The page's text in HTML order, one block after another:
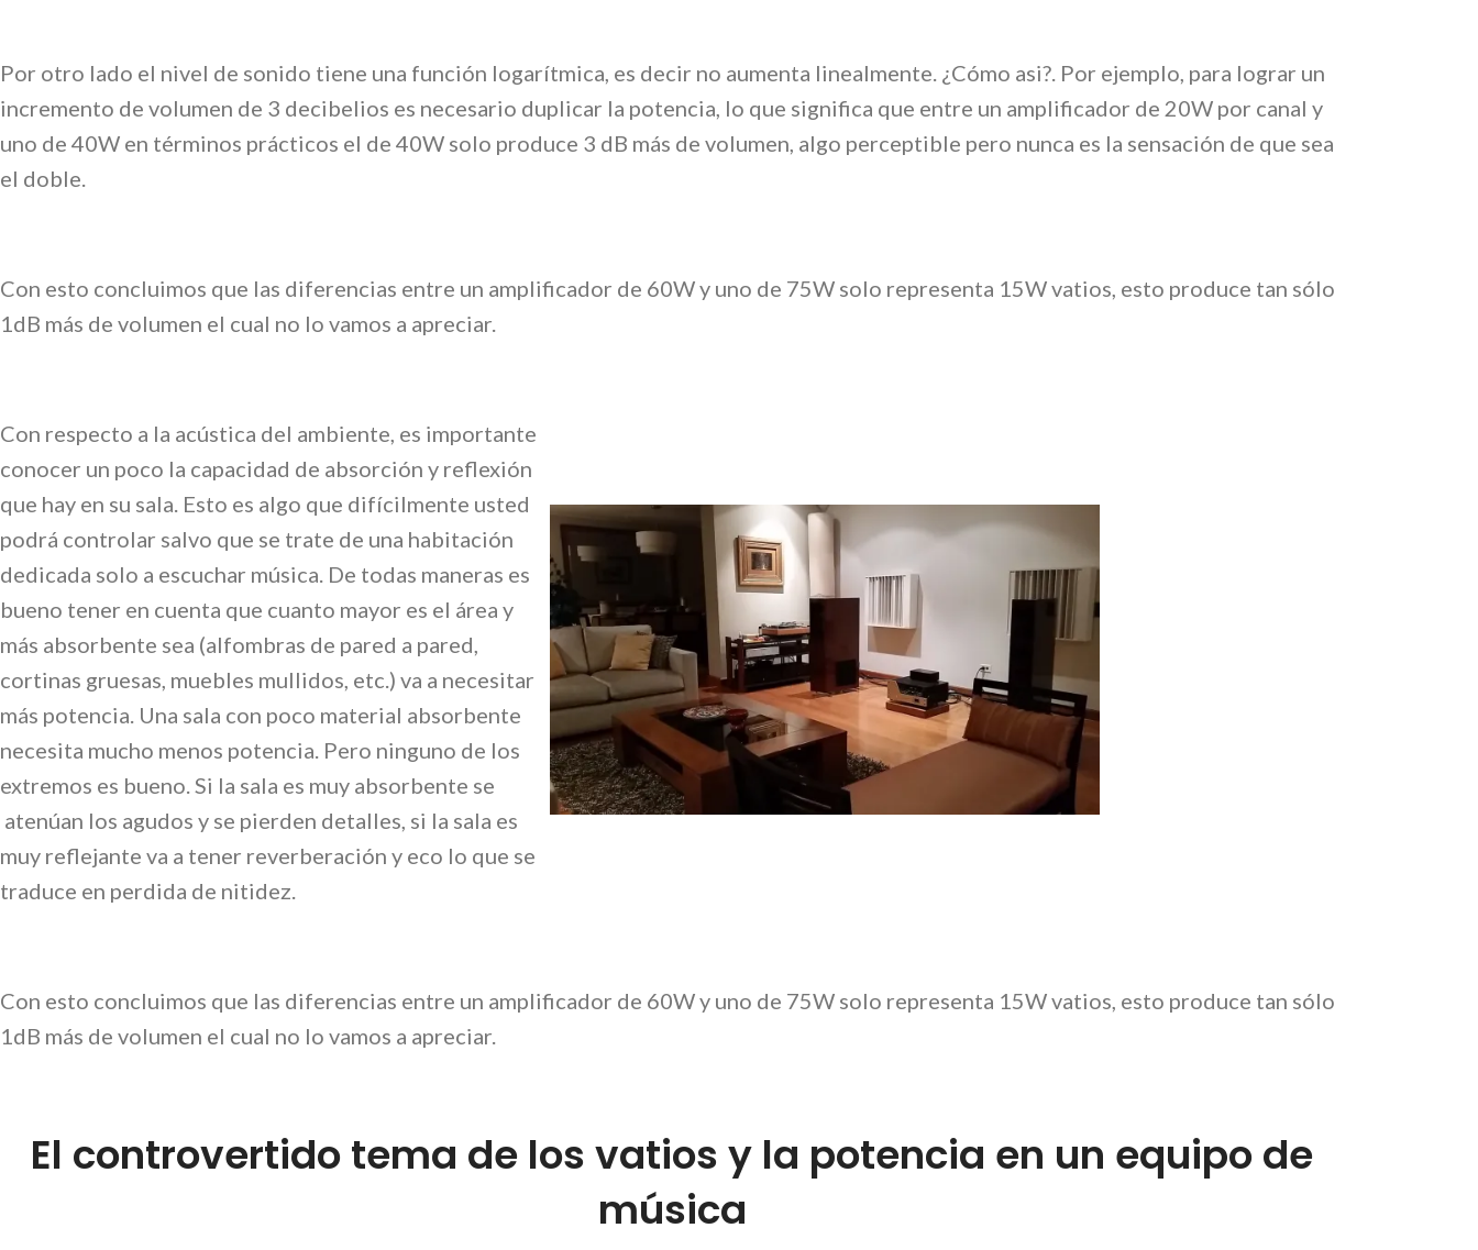
Por otro lado el nivel de sonido tiene una función logarítmica, es decir no aumenta linealmente. ¿Cómo asi?. Por ejemplo, para lograr un
incremento de volumen de 3 decibelios es necesario duplicar la potencia, lo que significa que entre un amplificador de 20W por canal y
uno de 40W en términos prácticos el de 40W solo produce 3 dB más de volumen, algo perceptible pero nunca es la sensación de que sea
el doble.
Con esto concluimos que las diferencias entre un amplificador de 60W y uno de 75W solo representa 15W vatios, esto produce tan sólo
1dB más de volumen el cual no lo vamos a apreciar.
Con respecto a la acústica del ambiente, es importante
conocer un poco la capacidad de absorción y reflexión
que hay en su sala. Esto es algo que difícilmente usted
podrá controlar salvo que se trate de una habitación
dedicada solo a escuchar música. De todas maneras es
bueno tener en cuenta que cuanto mayor es el área y
más absorbente sea (alfombras de pared a pared,
cortinas gruesas, muebles mullidos, etc.) va a necesitar
más potencia. Una sala con poco material absorbente
necesita mucho menos potencia. Pero ninguno de los
extremos es bueno. Si la sala es muy absorbente se
atenúan los agudos y se pierden detalles, si la sala es
muy reflejante va a tener reverberación y eco lo que se
traduce en perdida de nitidez.
Con esto concluimos que las diferencias entre un amplificador de 60W y uno de 75W solo representa 15W vatios, esto produce tan sólo
1dB más de volumen el cual no lo vamos a apreciar.
El controvertido tema de los vatios y la potencia en un equipo de
música